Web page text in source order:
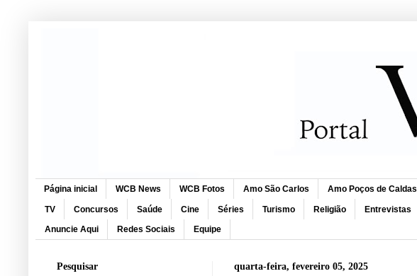
Página inicial WCB News WCB Fotos Amo São Carlos Amo Poços de Caldas
TV Concursos Saúde Cine Séries Turismo Religião Entrevistas
Anuncie Aqui Redes Sociais Equipe
quarta-feira, fevereiro 05, 2025
Pesquisar